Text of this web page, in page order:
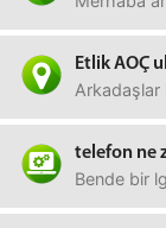
Etlik AOÇ
Arkadaşlar
telefon ne
Bende bir